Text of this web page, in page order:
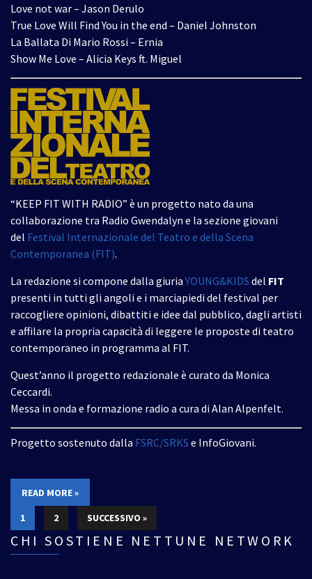
Love not war – Jason Derulo
True Love Will Find You in the end – Daniel Johnston
La Ballata Di Mario Rossi – Ernia
Show Me Love – Alicia Keys ft. Miguel
“KEEP FIT WITH RADIO” è un progetto nato da una
collaborazione tra Radio Gwendalyn e la sezione giovani
del Festival Internazionale del Teatro e della Scena
Contemporanea (FIT).
La redazione si compone dalla giuriaYOUNG&KIDS del FIT
presenti in tutti gli angoli e i marciapiedi del festival per
raccogliere opinioni, dibattiti e idee dal pubblico, dagli artisti
e affilare la propria capacità di leggere le proposte di teatro
contemporaneo in programma al FIT.
Quest’anno il progetto redazionale è curato da Monica
Ceccardi.
Messa in onda e formazione radio a cura di Alan Alpenfelt.
Progetto sostenuto dalla FSRC/SRKS e InfoGiovani.
READ MORE »
1
2 SUCCESSIVO »
CHI SOSTIENE NETTUNE NETWORK